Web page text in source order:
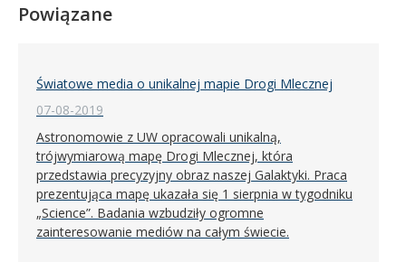
Powiązane
Światowe media o unikalnej mapie Drogi Mlecznej
07-08-2019
Astronomowie z UW opracowali unikalną,
trójwymiarową mapę Drogi Mlecznej, która
przedstawia precyzyjny obraz naszej Galaktyki. Praca
prezentująca mapę ukazała się 1 sierpnia w tygodniku
„Science”. Badania wzbudziły ogromne
zainteresowanie mediów na całym świecie.